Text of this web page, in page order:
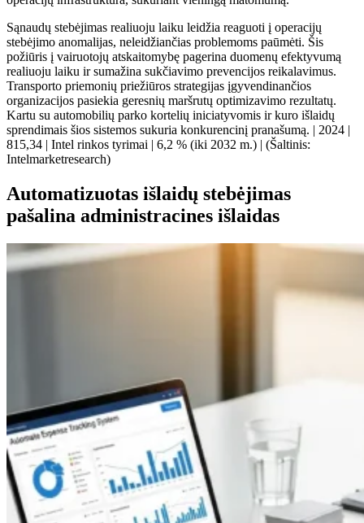
Sąnaudų stebėjimas realiuoju laiku leidžia reaguoti į operacijų
stebėjimo anomalijas, neleidžiančias problemoms paūmėti. Šis
požiūris į vairuotojų atskaitomybę pagerina duomenų efektyvumą
realiuoju laiku ir sumažina sukčiavimo prevencijos reikalavimus.
Transporto priemonių priežiūros strategijas įgyvendinančios
organizacijos pasiekia geresnių maršrutų optimizavimo rezultatų.
Kartu su automobilių parko kortelių iniciatyvomis ir kuro išlaidų
sprendimais šios sistemos sukuria konkurencinį pranašumą. | 2024 |
815,34 | Intel rinkos tyrimai | 6,2 % (iki 2032 m.) | (Šaltinis:
Intelmarketresearch)
Automatizuotas išlaidų stebėjimas
pašalina administracines išlaidas